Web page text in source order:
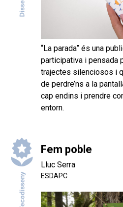
“La parada” és una
participativa i pensada
trajectes silenciosos i
de perdre’ns a la
cap endins i prendre
entorn.
Fem poble
Lluc Serra
ESDAPC